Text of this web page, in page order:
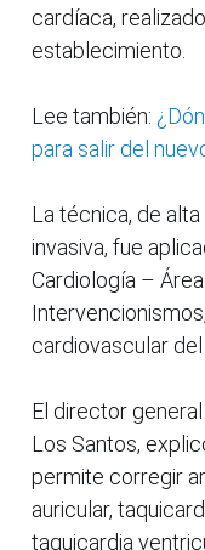
cardíaca,
establecimiento.
Lee también:
para salir del
La técnica, de
invasiva, fue
Cardiología –
cardiovascular del
El director
Los Santos,
permite corregir
auricular,
taquicardia